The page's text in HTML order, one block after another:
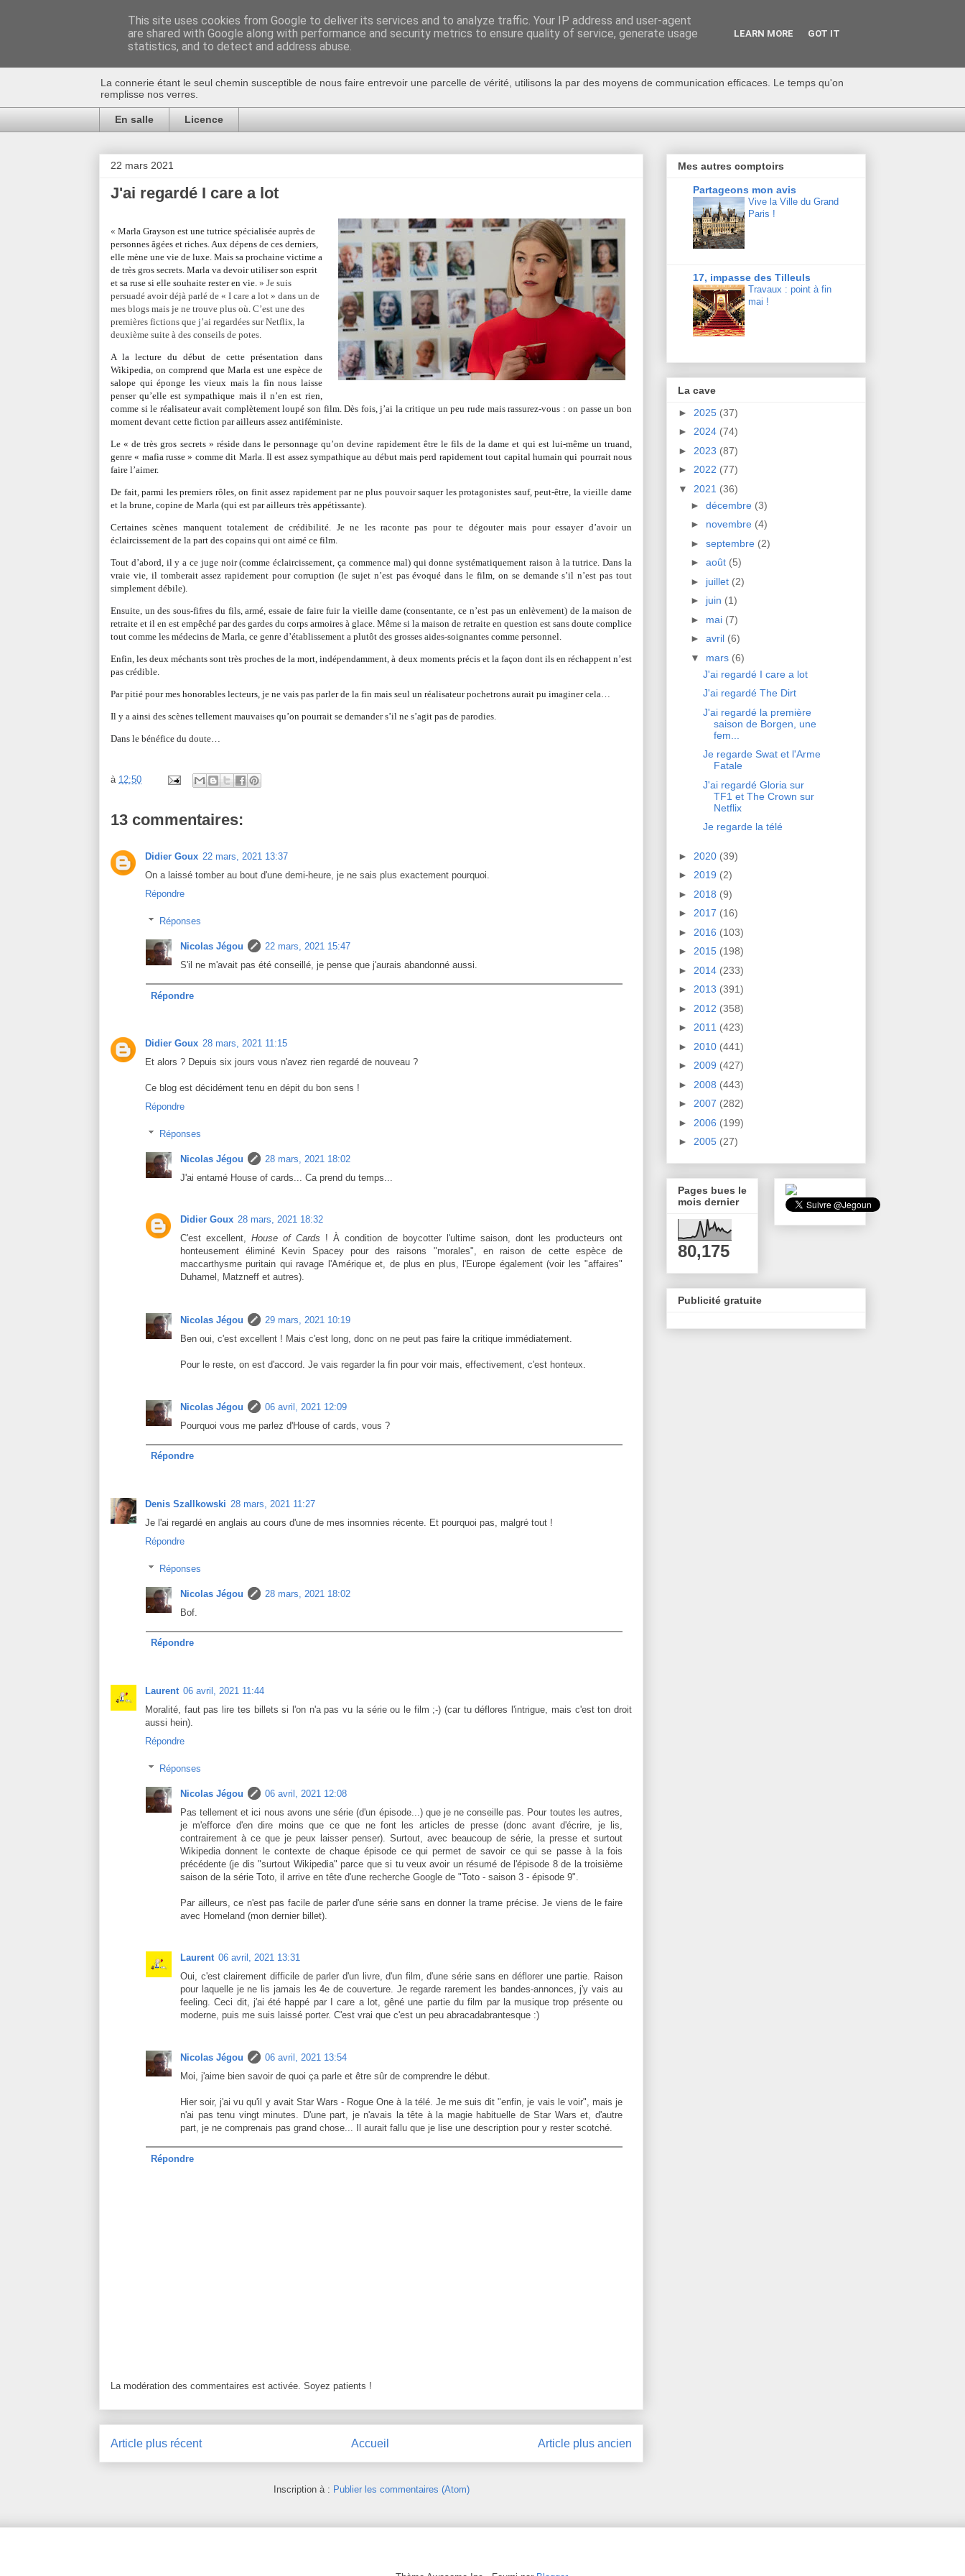
Au bistro !
La connerie étant le seul chemin susceptible de nous faire entrevoir une parcelle de vérité, utilisons la par des moyens de communication efficaces. Le temps qu'on
remplisse nos verres.
En salle Licence
22 mars 2021
J'ai regardé I care a lot
« Marla Grayson est une tutrice spécialisée auprès de
personnes âgées et riches. Aux dépens de ces derniers,
elle mène une vie de luxe. Mais sa prochaine victime a
de très gros secrets. Marla va devoir utiliser son esprit
et sa ruse si elle souhaite rester en vie. » Je suis
persuadé avoir déjà parlé de « I care a lot » dans un de
mes blogs mais je ne trouve plus où. C’est une des
premières fictions que j’ai regardées sur Netflix, la
deuxième suite à des conseils de potes.
A la lecture du début de cette présentation dans
Wikipedia, on comprend que Marla est une espèce de
salope qui éponge les vieux mais la fin nous laisse
penser qu’elle est sympathique mais il n’en est rien,
comme si le réalisateur avait complètement loupé son film. Dès fois, j’ai la critique un peu rude mais rassurez-vous : on passe un bon
moment devant cette fiction par ailleurs assez antiféministe.
Le « de très gros secrets » réside dans le personnage qu’on devine rapidement être le fils de la dame et qui est lui-même un truand,
genre « mafia russe » comme dit Marla. Il est assez sympathique au début mais perd rapidement tout capital humain qui pourrait nous
faire l’aimer.
De fait, parmi les premiers rôles, on finit assez rapidement par ne plus pouvoir saquer les protagonistes sauf, peut-être, la vieille dame
et la brune, copine de Marla (qui est par ailleurs très appétissante).
Certaines scènes manquent totalement de crédibilité. Je ne les raconte pas pour te dégouter mais pour essayer d’avoir un
éclaircissement de la part des copains qui ont aimé ce film.
Tout d’abord, il y a ce juge noir (comme éclaircissement, ça commence mal) qui donne systématiquement raison à la tutrice. Dans la
vraie vie, il tomberait assez rapidement pour corruption (le sujet n’est pas évoqué dans le film, on se demande s’il n’est pas tout
simplement débile).
Ensuite, un des sous-fifres du fils, armé, essaie de faire fuir la vieille dame (consentante, ce n’est pas un enlèvement) de la maison de
retraite et il en est empêché par des gardes du corps armoires à glace. Même si la maison de retraite en question est sans doute complice
tout comme les médecins de Marla, ce genre d’établissement a plutôt des grosses aides-soignantes comme personnel.
Enfin, les deux méchants sont très proches de la mort, indépendamment, à deux moments précis et la façon dont ils en réchappent n’est
pas crédible.
Par pitié pour mes honorables lecteurs, je ne vais pas parler de la fin mais seul un réalisateur pochetrons aurait pu imaginer cela…
Il y a ainsi des scènes tellement mauvaises qu’on pourrait se demander s’il ne s’agit pas de parodies.
Dans le bénéfice du doute…
à 12:50
13 commentaires:
Didier Goux 22 mars, 2021 13:37
On a laissé tomber au bout d'une demi-heure, je ne sais plus exactement pourquoi.
Répondre
Réponses
Nicolas Jégou
22 mars, 2021 15:47
S'il ne m'avait pas été conseillé, je pense que j'aurais abandonné aussi.
Répondre
Didier Goux 28 mars, 2021 11:15
Et alors ? Depuis six jours vous n'avez rien regardé de nouveau ?
Ce blog est décidément tenu en dépit du bon sens !
Répondre
Réponses
Nicolas Jégou
28 mars, 2021 18:02
J'ai entamé House of cards... Ca prend du temps...
Didier Goux 28 mars, 2021 18:32
C'est excellent,House of Cards ! À condition de boycotter l'ultime saison, dont les producteurs ont
honteusement éliminé Kevin Spacey pour des raisons "morales", en raison de cette espèce de
maccarthysme puritain qui ravage l'Amérique et, de plus en plus, l'Europe également (voir les "affaires"
Duhamel, Matzneff et autres).
Nicolas Jégou
29 mars, 2021 10:19
Ben oui, c'est excellent ! Mais c'est long, donc on ne peut pas faire la critique immédiatement.
Pour le reste, on est d'accord. Je vais regarder la fin pour voir mais, effectivement, c'est honteux.
Nicolas Jégou
06 avril, 2021 12:09
Pourquoi vous me parlez d'House of cards, vous ?
Répondre
Denis Szallkowski 28 mars, 2021 11:27
Je l'ai regardé en anglais au cours d'une de mes insomnies récente. Et pourquoi pas, malgré tout !
Répondre
Réponses
Nicolas Jégou
28 mars, 2021 18:02
Bof.
Répondre
Laurent 06 avril, 2021 11:44
Moralité, faut pas lire tes billets si l'on n'a pas vu la série ou le film ;-) (car tu déflores l'intrigue, mais c'est ton droit
aussi hein).
Répondre
Réponses
Nicolas Jégou
06 avril, 2021 12:08
Pas tellement et ici nous avons une série (d'un épisode...) que je ne conseille pas. Pour toutes les autres,
je m'efforce d'en dire moins que ce que ne font les articles de presse (donc avant d'écrire, je lis,
contrairement à ce que je peux laisser penser). Surtout, avec beaucoup de série, la presse et surtout
Wikipedia donnent le contexte de chaque épisode ce qui permet de savoir ce qui se passe à la fois
précédente (je dis "surtout Wikipedia" parce que si tu veux avoir un résumé de l'épisode 8 de la troisième
saison de la série Toto, il arrive en tête d'une recherche Google de "Toto - saison 3 - épisode 9".
Par ailleurs, ce n'est pas facile de parler d'une série sans en donner la trame précise. Je viens de le faire
avec Homeland (mon dernier billet).
Laurent 06 avril, 2021 13:31
Oui, c'est clairement difficile de parler d'un livre, d'un film, d'une série sans en déflorer une partie. Raison
pour laquelle je ne lis jamais les 4e de couverture. Je regarde rarement les bandes-annonces, j'y vais au
feeling. Ceci dit, j'ai été happé par I care a lot, gêné une partie du film par la musique trop présente ou
moderne, puis me suis laissé porter. C'est vrai que c'est un peu abracadabrantesque :)
Nicolas Jégou
06 avril, 2021 13:54
Moi, j'aime bien savoir de quoi ça parle et être sûr de comprendre le début.
Hier soir, j'ai vu qu'il y avait Star Wars - Rogue One à la télé. Je me suis dit "enfin, je vais le voir", mais je
n'ai pas tenu vingt minutes. D'une part, je n'avais la tête à la magie habituelle de Star Wars et, d'autre
part, je ne comprenais pas grand chose... Il aurait fallu que je lise une description pour y rester scotché.
Répondre
La modération des commentaires est activée. Soyez patients !
Article plus récent Article plus ancien
Accueil
Inscription à : Publier les commentaires (Atom)
Mes autres comptoirs
Partageons mon avis
Vive la Ville du Grand
Paris !
17, impasse des Tilleuls
Travaux : point à fin
mai !
La cave
► 2025 (37)
► 2024 (74)
► 2023 (87)
► 2022 (77)
▼ 2021 (36)
► décembre (3)
► novembre (4)
► septembre (2)
► août (5)
► juillet (2)
► juin (1)
► mai (7)
► avril (6)
▼ mars (6)
J'ai regardé I care a lot
J'ai regardé The Dirt
J'ai regardé la première
saison de Borgen, une
fem...
Je regarde Swat et l'Arme
Fatale
J'ai regardé Gloria sur
TF1 et The Crown sur
Netflix
Je regarde la télé
► 2020 (39)
► 2019 (2)
► 2018 (9)
► 2017 (16)
► 2016 (103)
► 2015 (198)
► 2014 (233)
► 2013 (391)
► 2012 (358)
► 2011 (423)
► 2010 (441)
► 2009 (427)
► 2008 (443)
► 2007 (282)
► 2006 (199)
► 2005 (27)
Pages bues le
mois dernier
80,175
Publicité gratuite
This site uses cookies from Google to deliver its services and to analyze traffic. Your IP address and user-agent
are shared with Google along with performance and security metrics to ensure quality of service, generate usage
statistics, and to detect and address abuse.
LEARN MORE GOT IT